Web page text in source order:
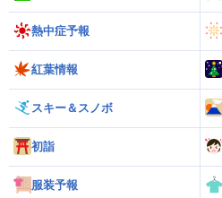
熱中症予報
紅葉情報
スキー＆スノボ
初詣
服装予報